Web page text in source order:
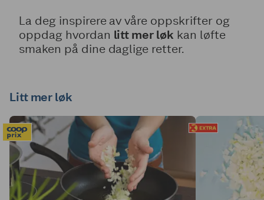
La deg inspirere av våre oppskrifter og
oppdag hvordan litt mer løk kan løfte
smaken på dine daglige retter.
Litt mer løk